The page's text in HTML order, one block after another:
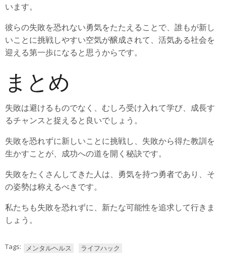
います。
彼らの失敗を恐れない勇気をたたえることで、誰もが新し
いことに挑戦しやすい空気が醸成されて、活気ある社会を
迎える第一歩になると思うからです。
まとめ
失敗は避けるものでなく、むしろ受け入れて学び、成長す
るチャンスと捉えると良いでしょう。
失敗を恐れずに新しいことに挑戦し、失敗から得た教訓を
生かすことが、成功への道を開く秘訣です。
失敗をたくさんしてきた人は、勇気を持つ勇者であり、そ
の姿勢は称えるべきです。
私たちも失敗を恐れずに、新たな可能性を追求して行きま
しょう。
Tags: メンタルヘルス ライフハック